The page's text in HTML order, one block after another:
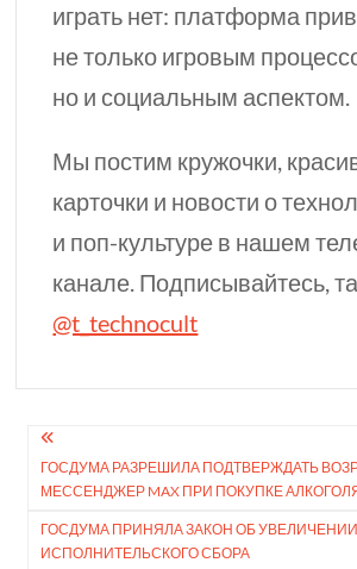
играть нет: платформа
не только игровым
но и социальным аспектом.
Мы постим кружочки,
карточки и новости о
и поп-культуре в нашем
канале. Подписывайтесь,
@t_technocult
Навигация
по
записям
ГОСДУМА РАЗРЕШИЛА ПОДТВЕР­ЖДАТЬ
МЕССЕН­ДЖЕР MAX ПРИ ПОКУПКЕ
ГОСДУМА ПРИНЯЛА ЗАКОН ОБ УВЕЛИЧЕНИИ
ИСПОЛНИТЕЛЬСКОГО СБОРА